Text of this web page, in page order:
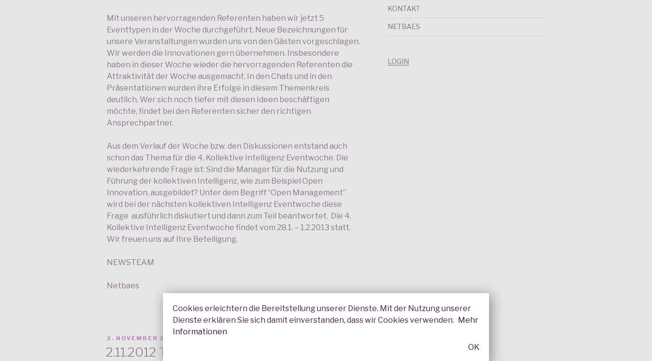
Mit unseren hervorragenden Referenten haben wir jetzt 5
Eventtypen in der Woche durchgeführt. Neue Bezeichnungen für
unsere Veranstaltungen wurden uns von den Gästen vorgeschlagen.
Wir werden die Innovationen gern übernehmen. Insbesondere
haben in dieser Woche wieder die hervorragenden Referenten die
Attraktivität der Woche ausgemacht. In den Chats und in den
Präsentationen wurden ihre Erfolge in diesem Themenkreis
deutlich. Wer sich noch tiefer mit diesen Ideen beschäftigen
möchte, findet bei den Referenten sicher den richtigen
Ansprechpartner.
Aus dem Verlauf der Woche bzw. den Diskussionen entstand auch
schon das Thema für die 4. Kollektive Intelligenz Eventwoche. Die
wiederkehrende Frage ist: Sind die Manager für die Nutzung und
Führung der kollektiven Intelligenz, wie zum Beispiel Open
Innovation, ausgebildet? Unter dem Begriff “Open Management”
wird bei der nächsten kollektiven Intelligenz Eventwoche diese
Frage ausführlich diskutiert und dann zum Teil beantwortet. Die 4.
Kollektive Intelligenz Eventwoche findet vom 28.1. – 1.2.2013 statt.
Wir freuen uns auf Ihre Beteiligung.
NEWSTEAM
Netbaes
VERÖFFENTLICHT
2. NOVEMBER 2012
2.11.2012 Tageszusammenfassung 3.
KONTAKT
NETBAES
LOGIN
Cookies erleichtern die Bereitstellung unserer Dienste. Mit der Nutzung unserer
Dienste erklären Sie sich damit einverstanden, dass wir Cookies verwenden. Mehr
Informationen
OK